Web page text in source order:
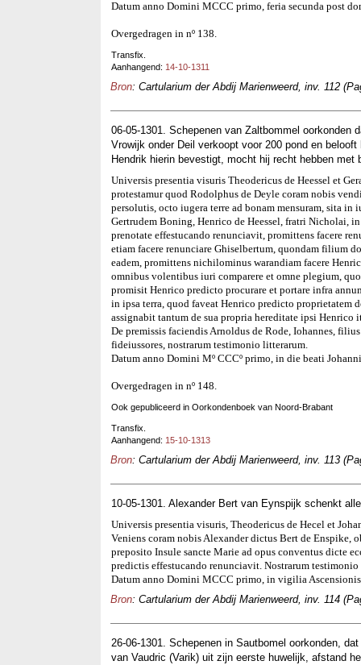
Datum anno Domini MCCC primo, feria secunda post
Overgedragen in nº 138.
Transfix.
Aanhangend: 14-10-1311
Bron: Cartularium der Abdij Marienweerd, inv. 112
06-05-1301. Schepenen van Zaltbommel oorkonden
Vrowijk onder Deil verkoopt voor 200 pond en
Hendrik hierin bevestigt, mocht hij recht hebben met
Universis presentia visuris Theodericus de Heessel et
protestamur quod Rodolphus de Deyle coram nobis
persolutis, octo iugera terre ad bonam mensuram, sita
Gertrudem Boning, Henrico de Heessel, fratri Nicholai,
prenotate effestucando renunciavit, promittens facere
etiam facere renunciare Ghiselbertum, quondam filium
eadem, promittens nichilominus warandiam facere
omnibus volentibus iuri comparere et omne plegium,
promisit Henrico predicto procurare et portare infra
in ipsa terra, quod faveat Henrico predicto proprietatem
assignabit tantum de sua propria hereditate ipsi
De premissis faciendis Arnoldus de Rode, Iohannes,
fideiussores, nostrarum testimonio litterarum.
Datum anno Domini Mº CCCº primo, in die beati
Overgedragen in nº 148.
Ook gepubliceerd in Oorkondenboek van Noord-Brabant
Transfix.
Aanhangend: 15-10-1313
Bron: Cartularium der Abdij Marienweerd, inv. 113
10-05-1301. Alexander Bert van Eynspijk schenkt
Universis presentia visuris, Theodericus de Hecel et
Veniens coram nobis Alexander dictus Bert de
preposito Insule sancte Marie ad opus conventus dicte
predictis effestucando renunciavit. Nostrarum
Datum anno Domini MCCC primo, in vigilia
Bron: Cartularium der Abdij Marienweerd, inv. 114
26-06-1301. Schepenen in Sautbomel oorkonden,
van Vaudric (Varik) uit zijn eerste huwelijk, afstand